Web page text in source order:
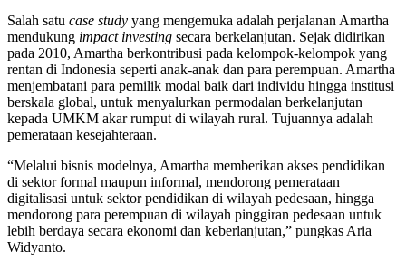
Salah satu case study yang mengemuka adalah perjalanan Amartha
mendukung impact investing secara berkelanjutan. Sejak didirikan
pada 2010, Amartha berkontribusi pada kelompok-kelompok yang
rentan di Indonesia seperti anak-anak dan para perempuan. Amartha
menjembatani para pemilik modal baik dari individu hingga institusi
berskala global, untuk menyalurkan permodalan berkelanjutan
kepada UMKM akar rumput di wilayah rural. Tujuannya adalah
pemerataan kesejahteraan.
“Melalui bisnis modelnya, Amartha memberikan akses pendidikan
di sektor formal maupun informal, mendorong pemerataan
digitalisasi untuk sektor pendidikan di wilayah pedesaan, hingga
mendorong para perempuan di wilayah pinggiran pedesaan untuk
lebih berdaya secara ekonomi dan keberlanjutan,” pungkas Aria
Widyanto.